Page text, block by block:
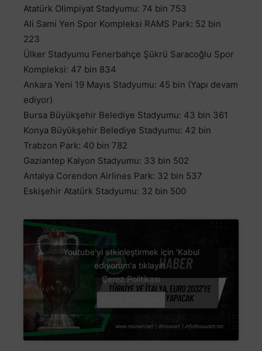
Atatürk Olimpiyat Stadyumu: 74 bin 753
Ali Sami Yen Spor Kompleksi RAMS Park: 52 bin
223
Ülker Stadyumu Fenerbahçe Şükrü Saracoğlu Spor
Kompleksi: 47 bin 834
Ankara Yeni 19 Mayıs Stadyumu: 45 bin (Yapı devam
ediyor)
Bursa Büyükşehir Belediye Stadyumu: 43 bin 361
Konya Büyükşehir Belediye Stadyumu: 42 bin
Trabzon Park: 40 bin 782
Gaziantep Kalyon Stadyumu: 33 bin 502
Antalya Corendon Airlines Park: 32 bin 537
Eskişehir Atatürk Stadyumu: 32 bin 500
Youtube'yi etkinleştirmek için 'Kabul
ediyorum'a tıklayın
Çerez Politikası